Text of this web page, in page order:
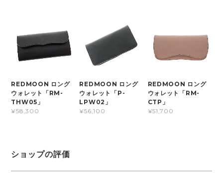
REDMOON ロング
ウォレット「RM-
THW05」
¥58,300
REDMOON ロング
ウォレット「P-
LPW02」
¥56,100
REDMOON ロング
ウォレット「RM-
CTP」
¥51,700
ショップの評価